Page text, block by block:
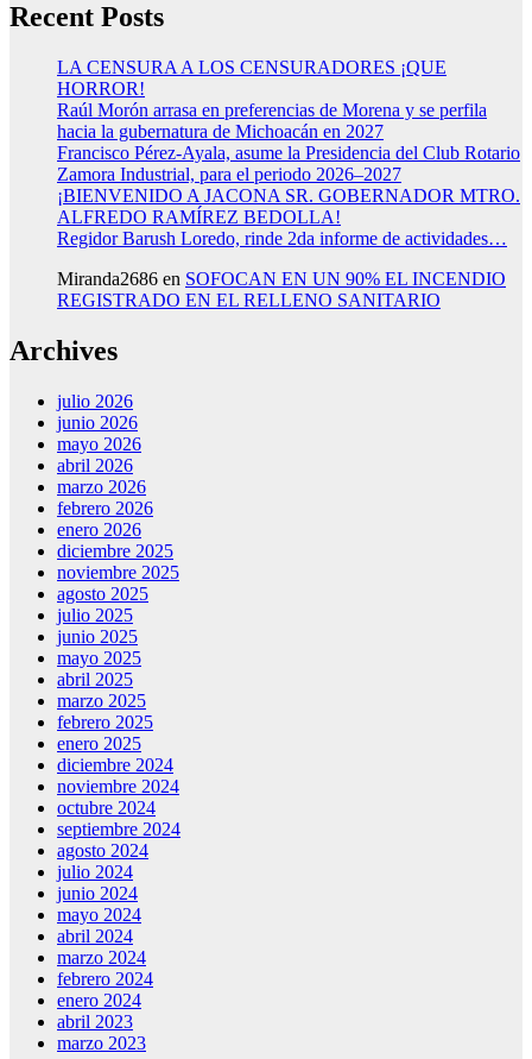
Recent Posts
LA CENSURA A LOS CENSURADORES ¡QUE
HORROR!
Raúl Morón arrasa en preferencias de Morena y se perfila
hacia la gubernatura de Michoacán en 2027
Francisco Pérez-Ayala, asume la Presidencia del Club Rotario
Zamora Industrial, para el periodo 2026–2027
¡BIENVENIDO A JACONA SR. GOBERNADOR MTRO.
ALFREDO RAMÍREZ BEDOLLA!
Regidor Barush Loredo, rinde 2da informe de actividades…
Miranda2686 en SOFOCAN EN UN 90% EL INCENDIO
REGISTRADO EN EL RELLENO SANITARIO
Archives
julio 2026
junio 2026
mayo 2026
abril 2026
marzo 2026
febrero 2026
enero 2026
diciembre 2025
noviembre 2025
agosto 2025
julio 2025
junio 2025
mayo 2025
abril 2025
marzo 2025
febrero 2025
enero 2025
diciembre 2024
noviembre 2024
octubre 2024
septiembre 2024
agosto 2024
julio 2024
junio 2024
mayo 2024
abril 2024
marzo 2024
febrero 2024
enero 2024
abril 2023
marzo 2023